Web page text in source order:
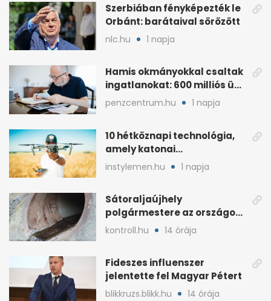
Szerbiában fényképezték le
Orbánt: barátaival sörözött
nlc.hu 1 napja
Hamis okmányokkal csaltak
ingatlanokat: 600 milliós ügy
Pestben
penzcentrum.hu 1 napja
10 hétköznapi technológia,
amely katonai
fejlesztésként indult
instylemen.hu 1 napja
Sátoraljaújhely
polgármestere az országos
hír miatt támadt
kontroll.hu 14 órája
Fideszes influenszer
jelentette fel Magyar Pétert
blikkruzs.blikk.hu 14 órája